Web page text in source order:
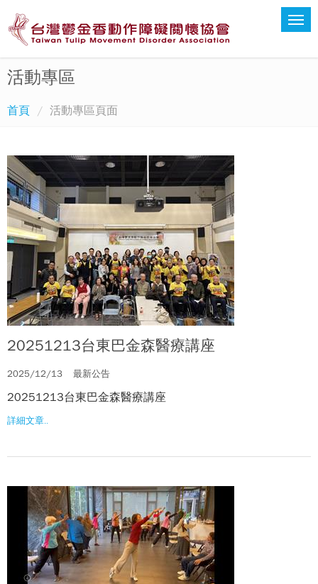
活動專區
首頁 活動專區頁面
20251213台東巴金森醫療講座
2025/12/13 最新公告
20251213台東巴金森醫療講座
詳細文章..